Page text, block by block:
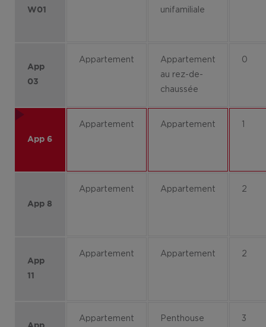
W01
unifamiliale
App
03
Appartement
Appartement
au rez-de-
chaussée
0
App 6
Appartement Appartement 1
App 8
Appartement Appartement 2
App
11
Appartement Appartement 2
Appartement Penthouse 3